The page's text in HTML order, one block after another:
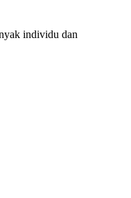
individu dan